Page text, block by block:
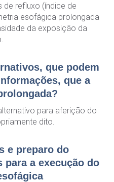
refluxo (índice de
esofágica prolongada
da exposição da
que podem
que a
para aferição do
dito.
e preparo do
para a execução do